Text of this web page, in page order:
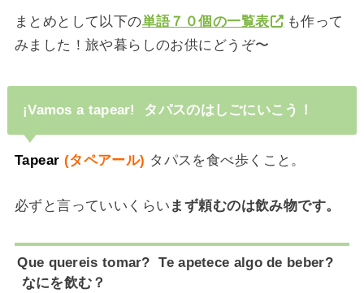
まとめとして以下の単語７０個の一覧表
も作って
みました！旅や暮らしのお供にどうぞ〜
¡Vamos a tapear! タパスのはしごにいこう！
Tapear (タペアール) タパスを食べ歩くこと。
必ずと言っていいくらい まず頼むのは飲み物です。
Que quereis tomar? Te apetece algo de beber?
なにを飲む？